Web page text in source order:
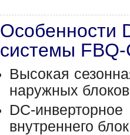
Особенности
системы FBQ-
Высокая
наружных
DC-
внутреннего